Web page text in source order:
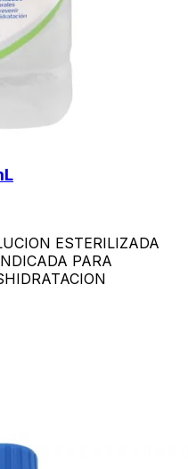
ESTERILIZADA
PARA